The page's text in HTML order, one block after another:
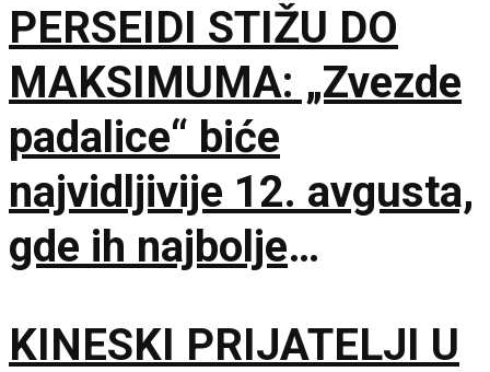
PERSEIDI STIŽU DO
MAKSIMUMA: „Zvezde
padalice“ biće
najvidljivije 12. avgusta,
gde ih najbolje
KINESKI PRIJATELJI U